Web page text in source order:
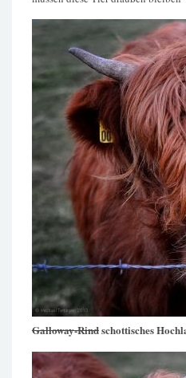
Galloway-Rindschottisches